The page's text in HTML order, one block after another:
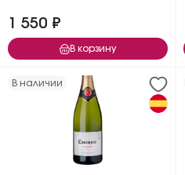
1 550 ₽
В корзину
В наличии